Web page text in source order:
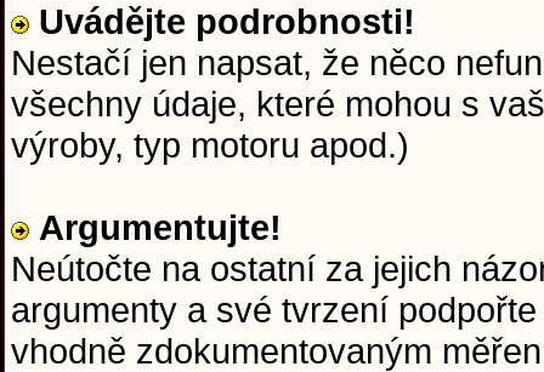
Uvádějte podrobnosti!
Nestačí jen napsat, že něco
všechny údaje, které mohou s
výroby, typ motoru apod.)
Argumentujte!
Neútočte na ostatní za jejich
argumenty a své tvrzení
vhodně zdokumentovaným